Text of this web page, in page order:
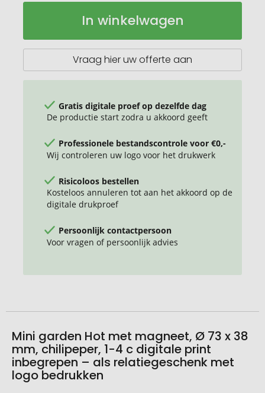
Mini
met
Op
In winkelwagen
Vraag hier uw offerte aan
Gratis digitale proef op dezelfde dag
De productie start zodra u akkoord geeft
Professionele bestandscontrole voor €0,-
Wij controleren uw logo voor het drukwerk
Risicoloos bestellen
Kosteloos annuleren tot aan het akkoord op de
digitale drukproef
Persoonlijk contactpersoon
Voor vragen of persoonlijk advies
Mini garden Hot met magneet, Ø 73 x 38
mm, chilipeper, 1-4 c digitale print
inbegrepen – als relatiegeschenk met
logo bedrukken